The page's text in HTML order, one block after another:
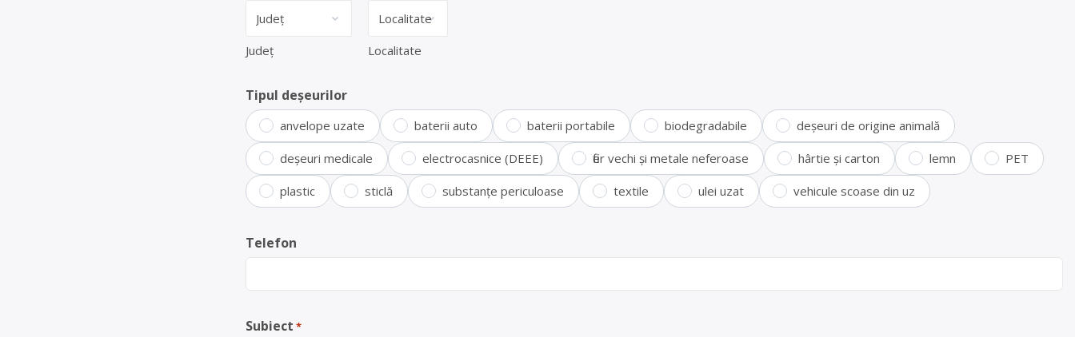
Județ Localitate
Tipul deșeurilor
anvelope uzate baterii auto baterii portabile biodegradabile deșeuri de origine animală
deșeuri medicale electrocasnice (DEEE) fier vechi și metale neferoase hârtie și carton lemn PET
plastic sticlă substanțe periculoase textile ulei uzat vehicule scoase din uz
Telefon
Subiect *